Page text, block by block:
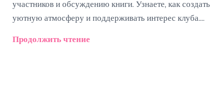
участников и обсуждению книги. Узнаете, как создать
уютную атмосферу и поддерживать интерес клуба.
начинающих и примеры реальных клубов.
Продолжить чтение